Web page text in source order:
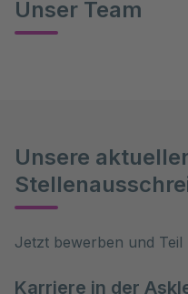
Unser Team
Unsere
Jetzt bewerben und Teil
Karriere in der